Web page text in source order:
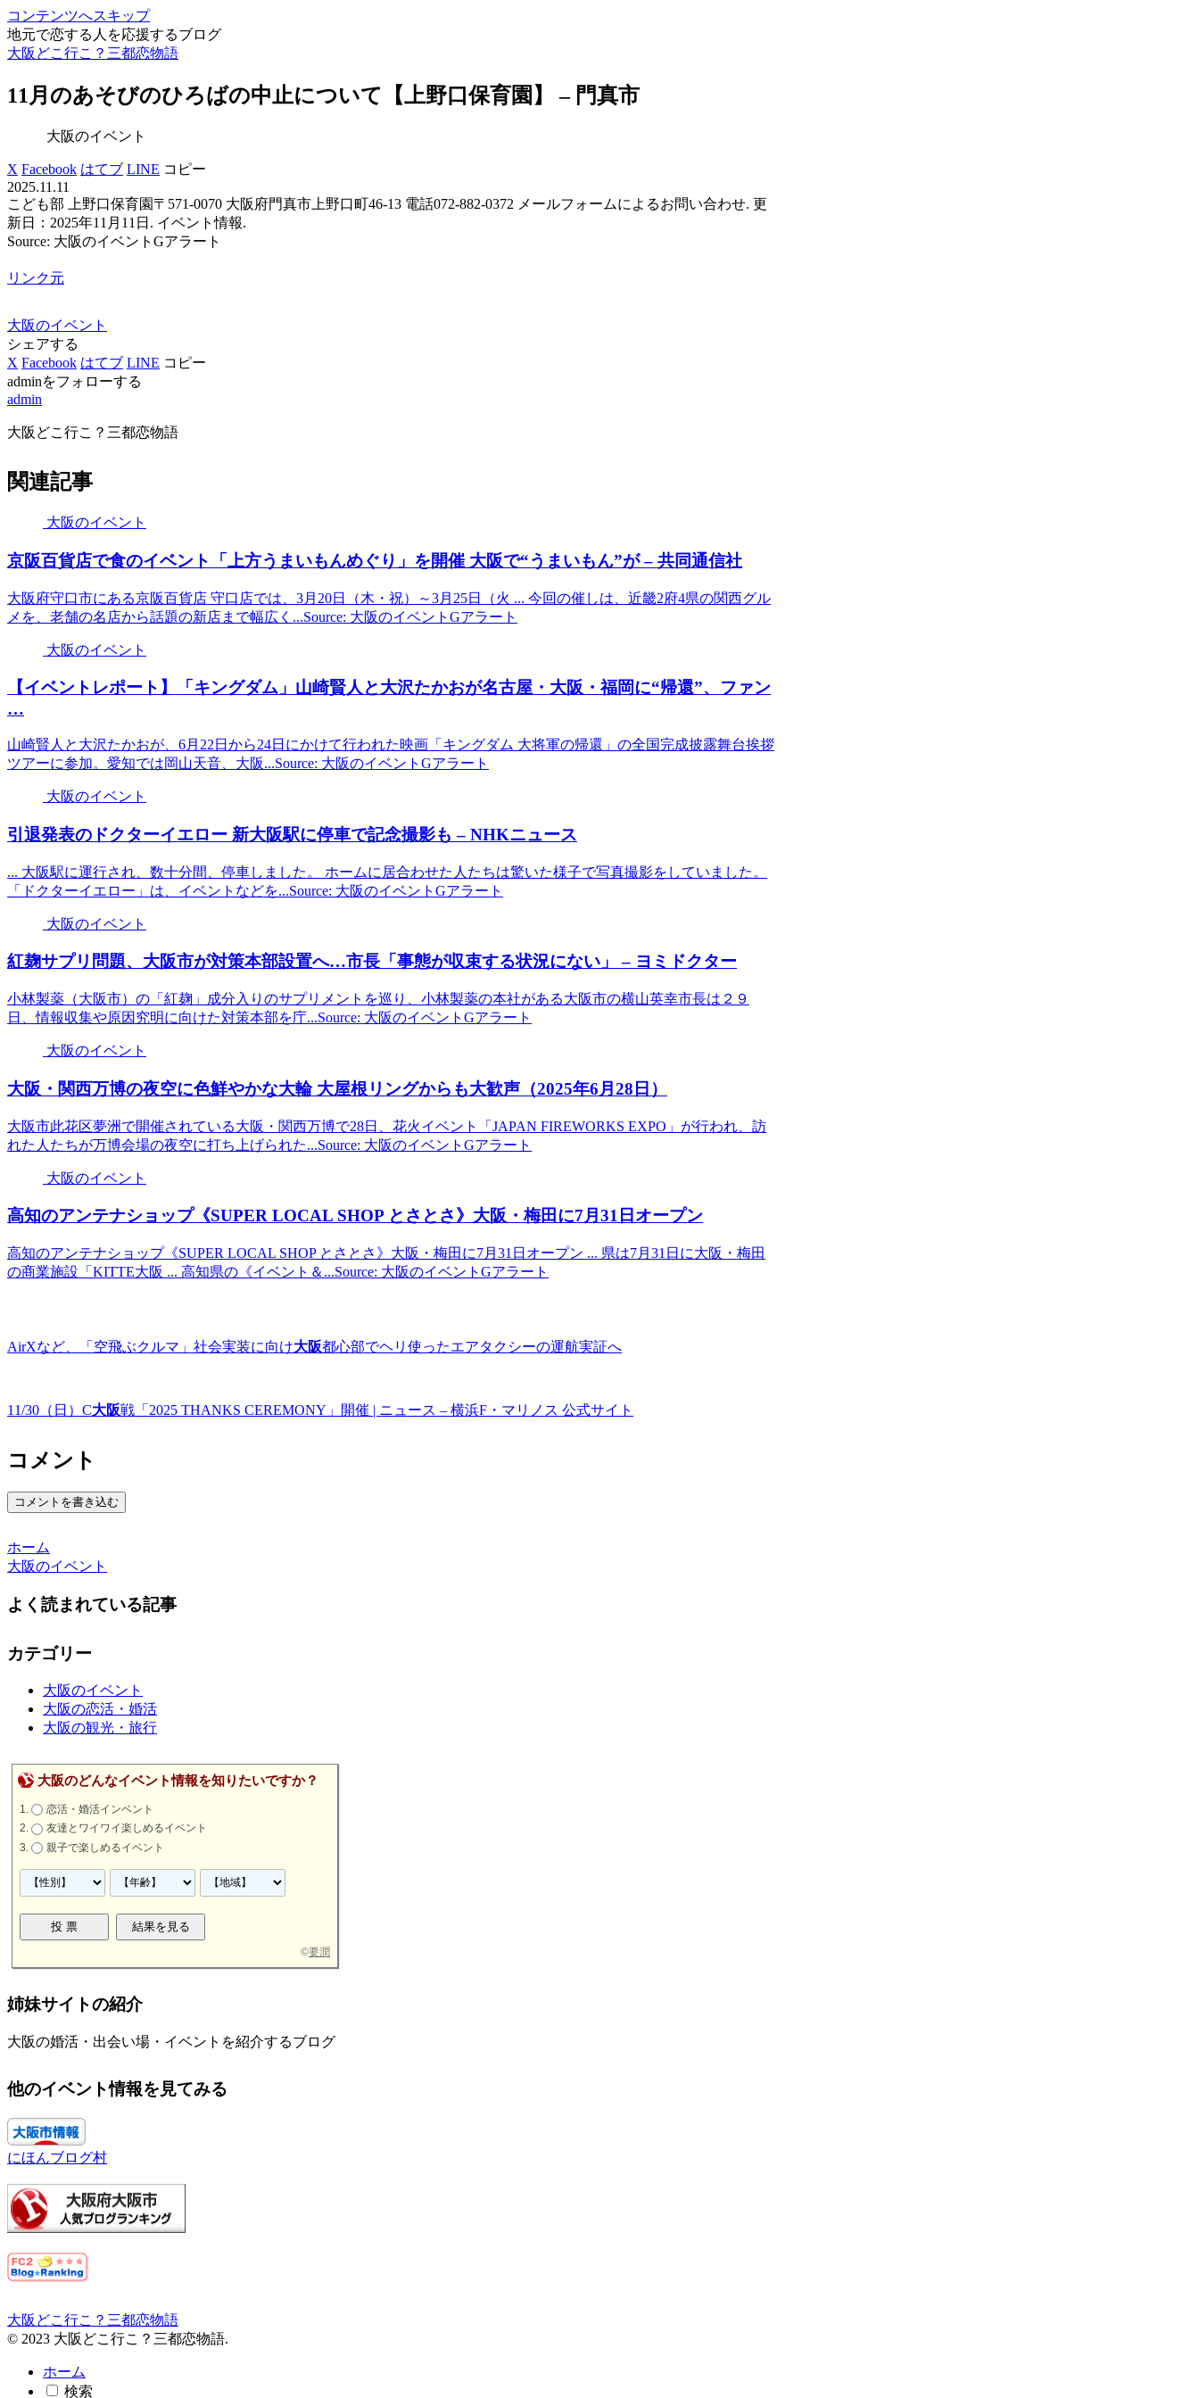
コンテンツへスキップ
地元で恋する人を応援するブログ
大阪どこ行こ？三都恋物語
11月のあそびのひろばの中止について【上野口保育園】 – 門真市
大阪のイベント
X Facebook はてブ LINE コピー
2025.11.11
こども部 上野口保育園〒571-0070 大阪府門真市上野口町46-13 電話072-882-0372 メールフォームによるお問い合わせ. 更
新日：2025年11月11日. イベント情報.
Source: 大阪のイベントGアラート
リンク元
大阪のイベント
シェアする
X Facebook はてブ LINE コピー
adminをフォローする
admin
大阪どこ行こ？三都恋物語
関連記事
大阪のイベント
京阪百貨店で食のイベント 「上方うまいもんめぐり」を開催 大阪で“うまいもん”が – 共同通信社
大阪府守口市にある京阪百貨店 守口店では、3月20日（木・祝）～3月25日（火 ... 今回の催しは、近畿2府4県の関西グル
メを、老舗の名店から話題の新店まで幅広く...Source: 大阪のイベントGアラート
大阪のイベント
【イベント レポート】「キングダム」山崎賢人と大沢たかおが名古屋・ 大阪 ・福岡に“帰還”、ファン
…
山崎賢人と大沢たかおが、6月22日から24日にかけて行われた映画「キングダム 大将軍の帰還」の全国完成披露舞台挨拶
ツアーに参加。愛知では岡山天音、大阪...Source: 大阪のイベントGアラート
大阪のイベント
引退発表のドクターイエロー 新大阪駅に停車で記念撮影も – NHKニュース
... 大阪駅に運行され、数十分間、停車しました。 ホームに居合わせた人たちは驚いた様子で写真撮影をしていました。
「ドクターイエロー」は、イベントなどを...Source: 大阪のイベントGアラート
大阪のイベント
紅麹サプリ問題、 大阪市が対策本部設置へ…市長「事態が収束する状況にない」 – ヨミドクター
小林製薬（大阪市）の「紅麹」成分入りのサプリメントを巡り、小林製薬の本社がある大阪市の横山英幸市長は２９
日、情報収集や原因究明に向けた対策本部を庁...Source: 大阪のイベントGアラート
大阪のイベント
大阪 ・関西万博の夜空に色鮮やかな大輪 大屋根リングからも大歓声（2025年6月28日）
大阪市此花区夢洲で開催されている大阪・関西万博で28日、花火イベント「JAPAN FIREWORKS EXPO」が行われ、訪
れた人たちが万博会場の夜空に打ち上げられた...Source: 大阪のイベントGアラート
大阪のイベント
高知のアンテナショップ《SUPER LOCAL SHOP とさとさ》 大阪 ・梅田に7月31日オープン
高知のアンテナショップ《SUPER LOCAL SHOP とさとさ》大阪・梅田に7月31日オープン ... 県は7月31日に大阪・梅田
の商業施設「KITTE大阪 ... 高知県の《イベント＆...Source: 大阪のイベントGアラート
AirXなど、「空飛ぶクルマ」社会実装に向け大阪都心部でヘリ使ったエアタクシーの運航実証へ
11/30（日）C大阪戦「2025 THANKS CEREMONY」開催 | ニュース – 横浜F・マリノス 公式サイト
コメント
コメントを書き込む
ホーム
大阪のイベント
よく読まれている記事
カテゴリー
大阪のイベント
大阪の恋活・婚活
大阪の観光・旅行
大阪のどんなイベント情報を知りたいですか？
恋活・婚活インベント
友達とワイワイ楽しめるイベント
親子で楽しめるイベント
©要潤
姉妹サイトの紹介
大阪の婚活・出会い場・イベントを紹介するブログ
他のイベント情報を見てみる
にほんブログ村
大阪どこ行こ？三都恋物語
© 2023 大阪どこ行こ？三都恋物語.
ホーム
検索